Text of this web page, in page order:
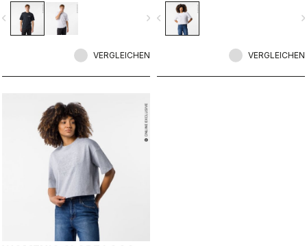
Radsport hinaus.
navigate_next
VERGLEICHEN
navigate_before
VERGLEICHEN